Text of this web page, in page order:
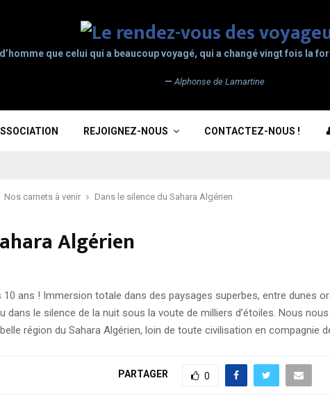
d’homme que celui qui a beaucoup voyagé, qui a changé vingt fois la
— Alphonse de Lamartine
REJOIGNEZ-NOUS CONTACTEZ-NOUS !
Nos carnets à venir Dans le silence du Sahara Algérien
Algérien
10 ans ! Immersion totale dans des paysages superbes, entre dunes
dans le silence de la nuit sous la voute de milliers d’étoiles. Nous
région du Sahara Algérien, loin de toute civilisation en compagnie
PARTAGER 0